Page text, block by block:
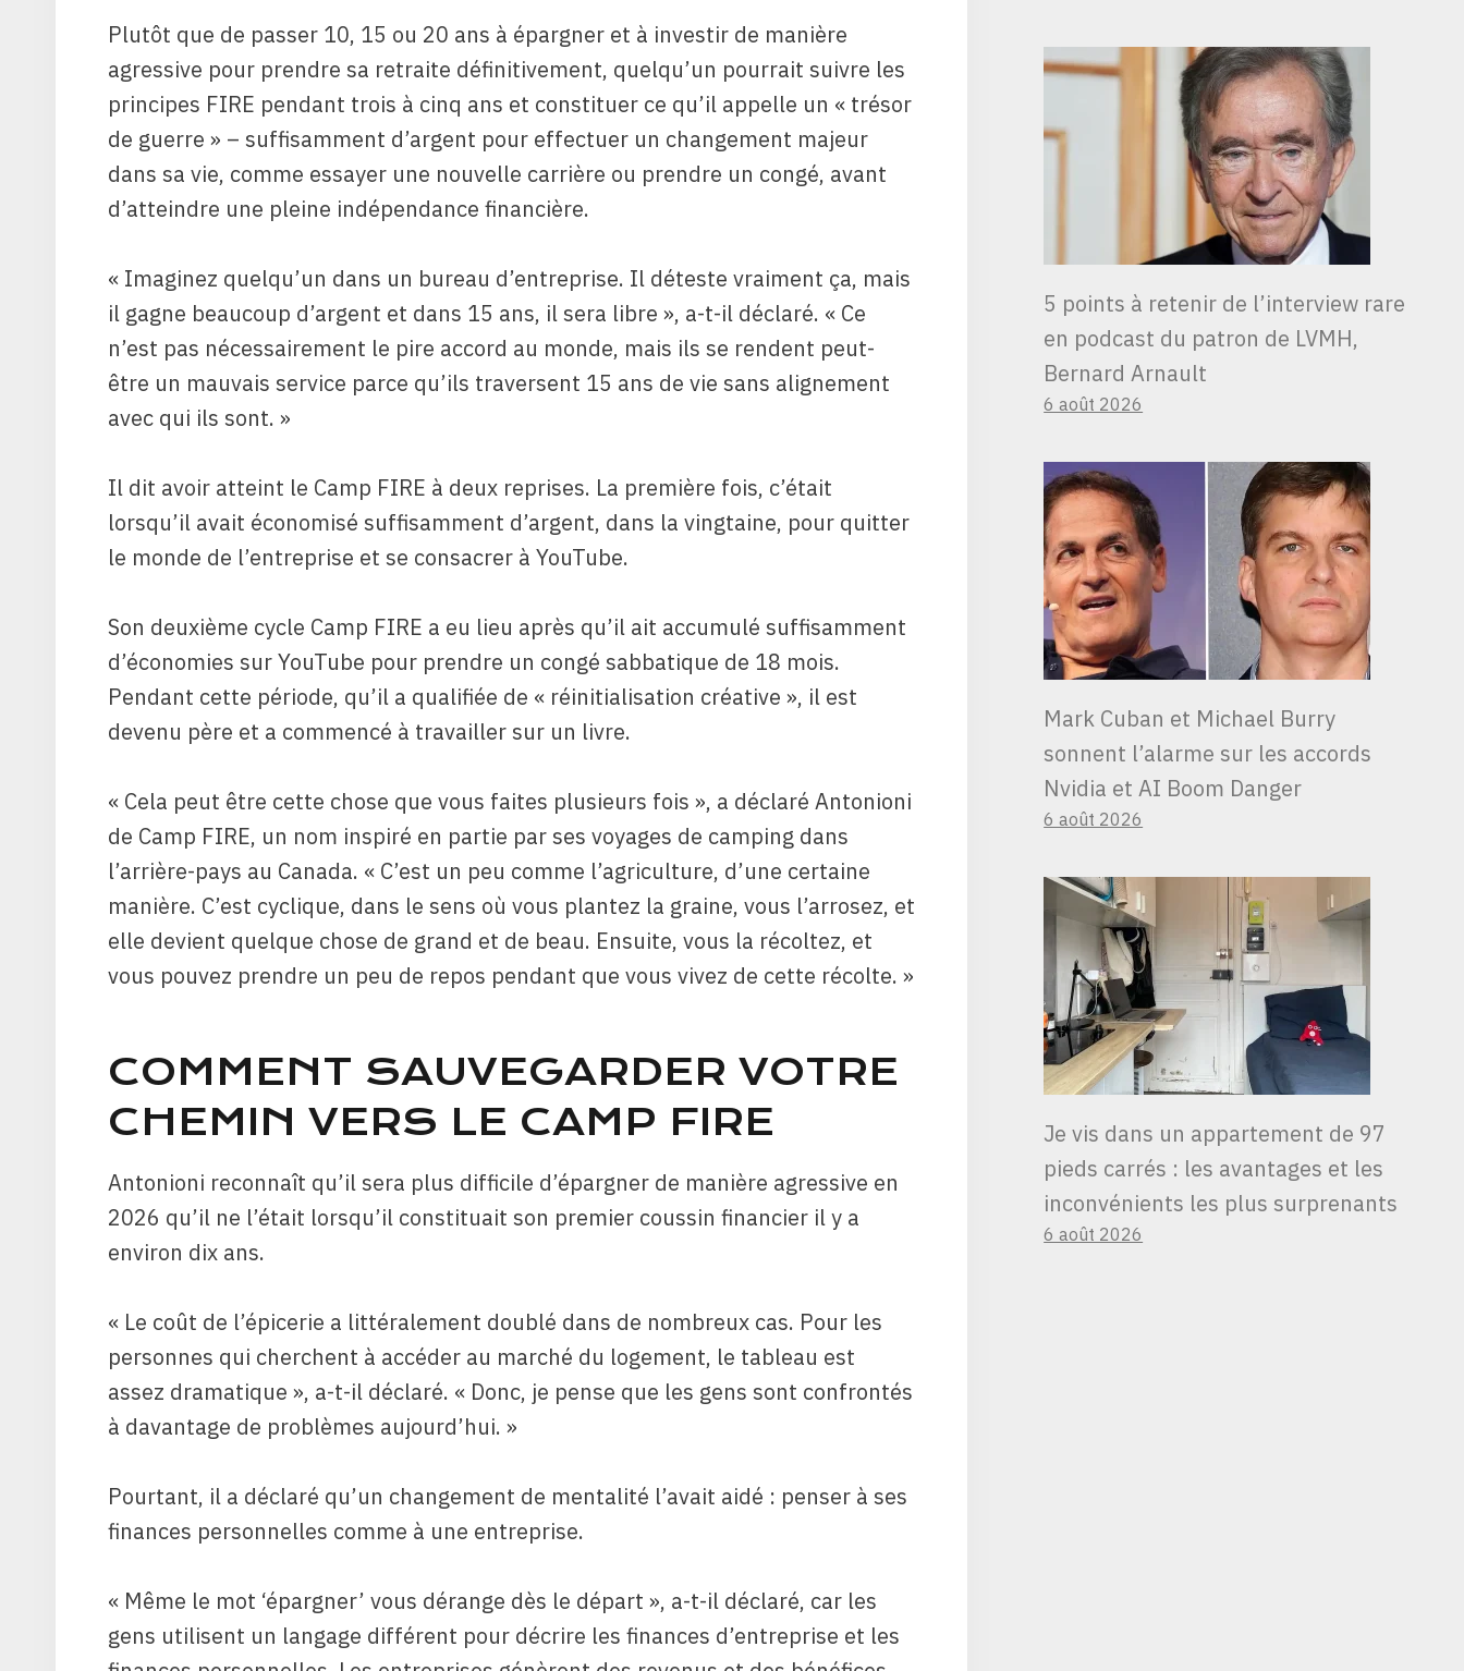
Plutôt que de passer 10, 15 ou 20 ans à épargner et à investir de manière
agressive pour prendre sa retraite définitivement, quelqu’un pourrait suivre les
principes FIRE pendant trois à cinq ans et constituer ce qu’il appelle un « trésor
de guerre » – suffisamment d’argent pour effectuer un changement majeur
dans sa vie, comme essayer une nouvelle carrière ou prendre un congé, avant
d’atteindre une pleine indépendance financière.
« Imaginez quelqu’un dans un bureau d’entreprise. Il déteste vraiment ça, mais
il gagne beaucoup d’argent et dans 15 ans, il sera libre », a-t-il déclaré. « Ce
n’est pas nécessairement le pire accord au monde, mais ils se rendent peut-
être un mauvais service parce qu’ils traversent 15 ans de vie sans alignement
avec qui ils sont. »
Il dit avoir atteint le Camp FIRE à deux reprises. La première fois, c’était
lorsqu’il avait économisé suffisamment d’argent, dans la vingtaine, pour quitter
le monde de l’entreprise et se consacrer à YouTube.
Son deuxième cycle Camp FIRE a eu lieu après qu’il ait accumulé suffisamment
d’économies sur YouTube pour prendre un congé sabbatique de 18 mois.
Pendant cette période, qu’il a qualifiée de « réinitialisation créative », il est
devenu père et a commencé à travailler sur un livre.
« Cela peut être cette chose que vous faites plusieurs fois », a déclaré Antonioni
de Camp FIRE, un nom inspiré en partie par ses voyages de camping dans
l’arrière-pays au Canada. « C’est un peu comme l’agriculture, d’une certaine
manière. C’est cyclique, dans le sens où vous plantez la graine, vous l’arrosez, et
elle devient quelque chose de grand et de beau. Ensuite, vous la récoltez, et
vous pouvez prendre un peu de repos pendant que vous vivez de cette récolte. »
COMMENT SAUVEGARDER VOTRE
CHEMIN VERS LE CAMP FIRE
Antonioni reconnaît qu’il sera plus difficile d’épargner de manière agressive en
2026 qu’il ne l’était lorsqu’il constituait son premier coussin financier il y a
environ dix ans.
« Le coût de l’épicerie a littéralement doublé dans de nombreux cas. Pour les
personnes qui cherchent à accéder au marché du logement, le tableau est
assez dramatique », a-t-il déclaré. « Donc, je pense que les gens sont confrontés
à davantage de problèmes aujourd’hui. »
Pourtant, il a déclaré qu’un changement de mentalité l’avait aidé : penser à ses
finances personnelles comme à une entreprise.
« Même le mot ‘épargner’ vous dérange dès le départ », a-t-il déclaré, car les
gens utilisent un langage différent pour décrire les finances d’entreprise et les
5 points à retenir de l’interview rare
en podcast du patron de LVMH,
Bernard Arnault
6 août 2026
Mark Cuban et Michael Burry
sonnent l’alarme sur les accords
Nvidia et AI Boom Danger
6 août 2026
Je vis dans un appartement de 97
pieds carrés : les avantages et les
inconvénients les plus surprenants
6 août 2026